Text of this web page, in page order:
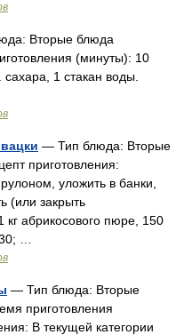
Вторые блюда
(минуты): 10
сахара, 1 стакан воды.
— Тип блюда: Вторые
приготовления:
уложить в банки,
(или закрыть
абрикосового пюре, 150
…
— Тип блюда: Вторые
приготовления
В текущей категории